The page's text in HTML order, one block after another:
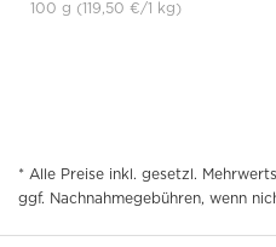
100 g (119,50 €/1 kg)
* Alle Preise inkl. gesetzl.
ggf. Nachnahmegebühren, wenn